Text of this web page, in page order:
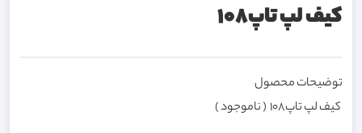
کیف لپ تاپ108
توضیحات محصول
کیف لپ تاپ108 ( ناموجود )